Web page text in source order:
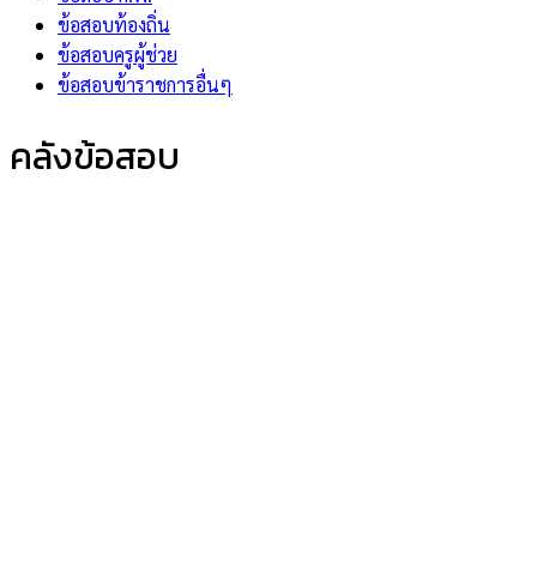
ข้อสอบท้องถิ่น
ข้อสอบครูผู้ช่วย
ข้อสอบข้าราชการอื่นๆ
คลังข้อสอบ